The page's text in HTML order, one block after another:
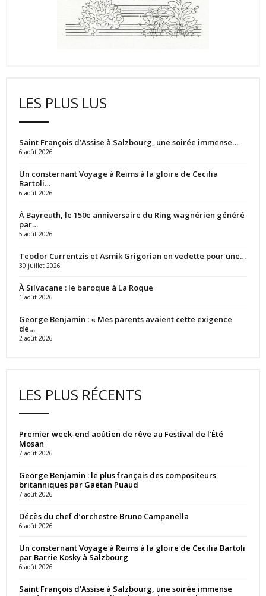
LES PLUS LUS
Saint François d’Assise à Salzbourg, une soirée immense…
6 août 2026
Un consternant Voyage à Reims à la gloire de Cecilia
Bartoli…
6 août 2026
À Bayreuth, le 150e anniversaire du Ring wagnérien généré
par…
5 août 2026
Teodor Currentzis et Asmik Grigorian en vedette pour une…
30 juillet 2026
À Silvacane : le baroque à La Roque
1 août 2026
George Benjamin : « Mes parents avaient cette exigence
de…
2 août 2026
LES PLUS RÉCENTS
Premier week-end aoûtien de rêve au Festival de l’Été
Mosan
7 août 2026
George Benjamin : le plus français des compositeurs
britanniques par Gaëtan Puaud
7 août 2026
Décès du chef d’orchestre Bruno Campanella
6 août 2026
Un consternant Voyage à Reims à la gloire de Cecilia Bartoli
par Barrie Kosky à Salzbourg
6 août 2026
Saint François d’Assise à Salzbourg, une soirée immense